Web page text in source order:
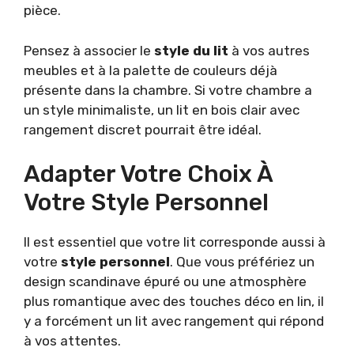
pièce.
Pensez à associer le style du lit à vos autres
meubles et à la palette de couleurs déjà
présente dans la chambre. Si votre chambre a
un style minimaliste, un lit en bois clair avec
rangement discret pourrait être idéal.
Adapter Votre Choix À
Votre Style Personnel
Il est essentiel que votre lit corresponde aussi à
votre style personnel. Que vous préfériez un
design scandinave épuré ou une atmosphère
plus romantique avec des touches déco en lin, il
y a forcément un lit avec rangement qui répond
à vos attentes.